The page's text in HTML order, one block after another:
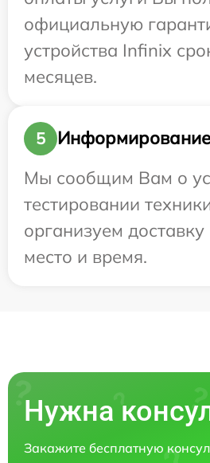
официальную
устройства Infinix
месяцев.
5
Информирование
Мы сообщим Вам о
тестировании
организуем
место и время.
Нужна
Закажите бесплатную